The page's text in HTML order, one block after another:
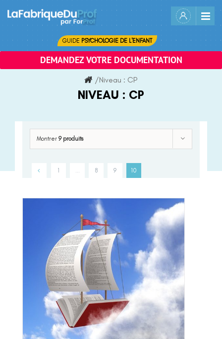
content
GUIDE PSYCHOLOGIE DE L'ENFANT
DEMANDEZ VOTRE DOCUMENTATION
/Niveau : CP
NIVEAU : CP
Montrer 9 produits
1 8 9 10